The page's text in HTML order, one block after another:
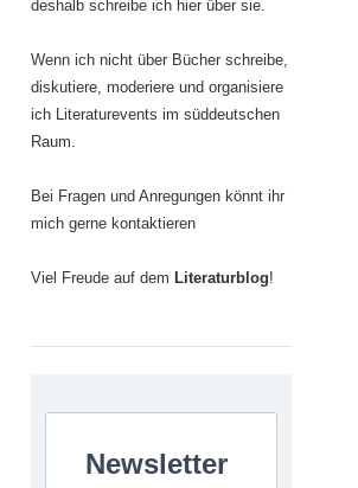
deshalb schreibe ich hier über sie.
Wenn ich nicht über Bücher schreibe,
diskutiere, moderiere und organisiere
ich Literaturevents im süddeutschen
Raum.
Bei Fragen und Anregungen könnt ihr
mich gerne kontaktieren
Viel Freude auf dem Literaturblog!
Newsletter